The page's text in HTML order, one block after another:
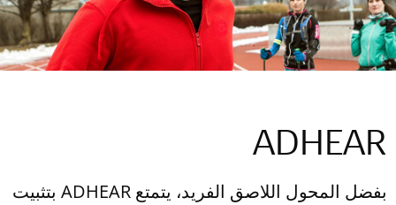
ADHEAR
بفضل المحول اللاصق الفريد، يتمتع ADHEAR بتثبيت